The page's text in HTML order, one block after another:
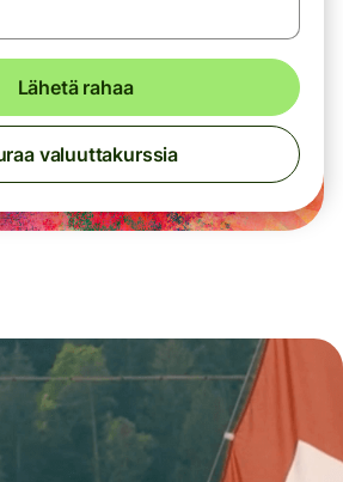
Lähetä rahaa
valuuttakurssia